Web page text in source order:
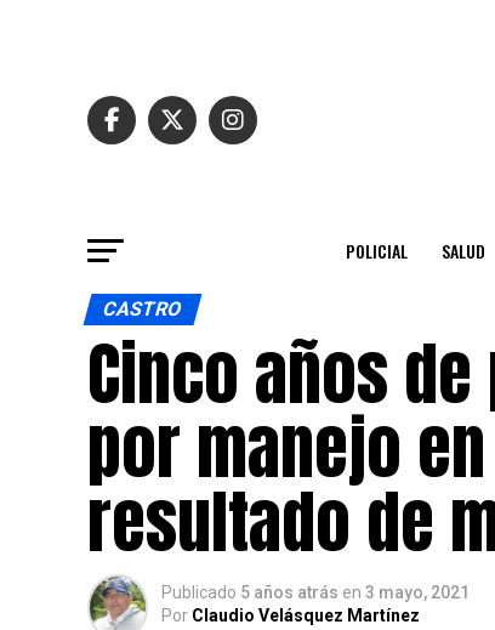
POLICIAL SALUD
CASTRO
Cinco años
por manejo
resultado de
Publicado 5 años atrás en 3 mayo, 2021
Por Claudio Velásquez Martínez